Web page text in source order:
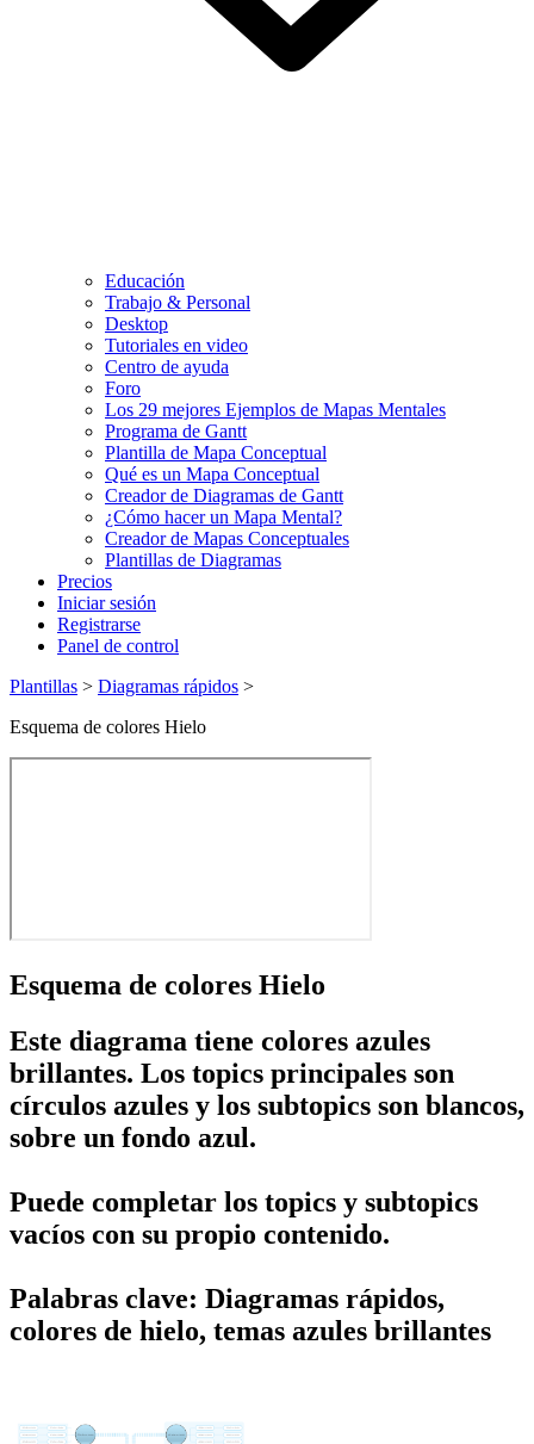
Educación
Trabajo & Personal
Desktop
Tutoriales en video
Centro de ayuda
Foro
Los 29 mejores Ejemplos de Mapas Mentales
Programa de Gantt
Plantilla de Mapa Conceptual
Qué es un Mapa Conceptual
Creador de Diagramas de Gantt
¿Cómo hacer un Mapa Mental?
Creador de Mapas Conceptuales
Plantillas de Diagramas
Precios
Iniciar sesión
Registrarse
Panel de control
Plantillas > Diagramas rápidos >
Esquema de colores Hielo
Esquema de colores Hielo
Este diagrama tiene colores azules
brillantes. Los topics principales son
círculos azules y los subtopics son blancos,
sobre un fondo azul.
Puede completar los topics y subtopics
vacíos con su propio contenido.
Palabras clave: Diagramas rápidos,
colores de hielo, temas azules brillantes